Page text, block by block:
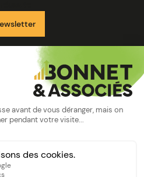
Politique de confidentialité
©Bonnet2023